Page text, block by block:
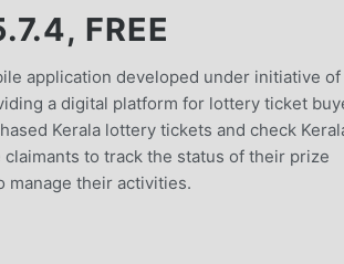
FREE
application developed under initiative of
a digital platform for lottery ticket
Kerala lottery tickets and check
to track the status of their prize
manage their activities.